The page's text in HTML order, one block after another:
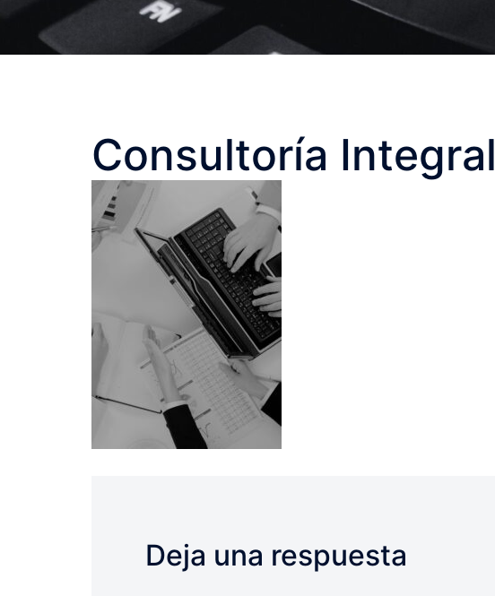
Consultoría Integral
Deja una respuesta